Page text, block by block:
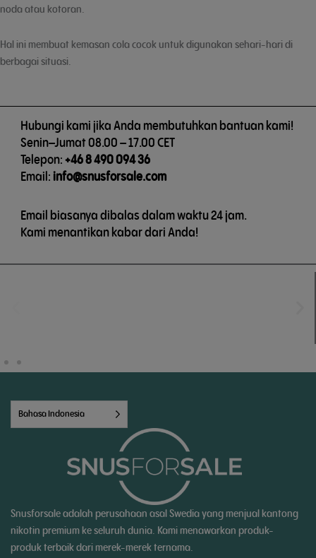
noda atau kotoran.
Hal ini membuat kemasan cola cocok untuk digunakan sehari-hari di
berbagai situasi.
Hubungi kami jika Anda membutuhkan bantuan kami!
Senin–Jumat 08.00 – 17.00 CET
Telepon:+46 8 490 094 36
Email:info@snusforsale.com
Email biasanya dibalas dalam waktu 24 jam.
Kami menantikan kabar dari Anda!
Bahasa Indonesia
Snusforsale adalah perusahaan asal Swedia yang menjual kantong
nikotin premium ke seluruh dunia. Kami menawarkan produk-
produk terbaik dari merek-merek ternama.